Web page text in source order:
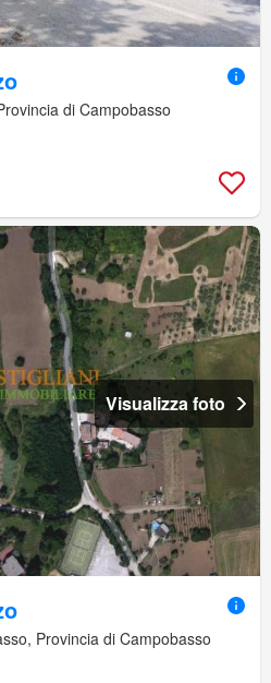
di Campobasso
Visualizza foto
Provincia di Campobasso